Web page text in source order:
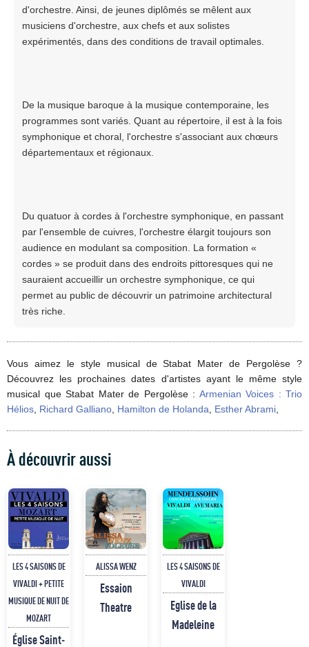
d'orchestre. Ainsi, de jeunes diplômés se mêlent aux
musiciens d'orchestre, aux chefs et aux solistes
expérimentés, dans des conditions de travail optimales.
De la musique baroque à la musique contemporaine, les
programmes sont variés. Quant au répertoire, il est à la fois
symphonique et choral, l'orchestre s'associant aux chœurs
départementaux et régionaux.
Du quatuor à cordes à l'orchestre symphonique, en passant
par l'ensemble de cuivres, l'orchestre élargit toujours son
audience en modulant sa composition. La formation «
cordes » se produit dans des endroits pittoresques qui ne
sauraient accueillir un orchestre symphonique, ce qui
permet au public de découvrir un patrimoine architectural
très riche.
Vous aimez le style musical de Stabat Mater de Pergolèse ?
Découvrez les prochaines dates d'artistes ayant le même style
musical que Stabat Mater de Pergolèse : Armenian Voices : Trio
Hélios Richard Galliano Hamilton de Holanda Esther Abrami
À découvrir aussi
LES 4 SAISONS DE
VIVALDI + PETITE
MUSIQUE DE NUIT DE
MOZART
Église Saint-
ALISSA WENZ
Essaion
Theatre
LES 4 SAISONS DE
VIVALDI
Eglise de la
Madeleine